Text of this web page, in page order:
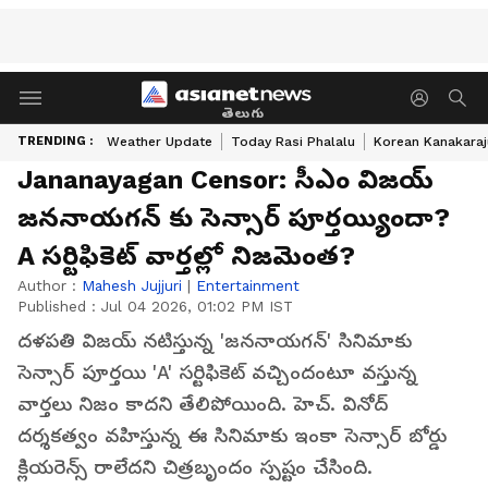
తెలుగు
TRENDING : Weather Update Today Rasi Phalalu Korean
Jananayagan Censor: సీఎం విజయ్
జననాయగన్ కు సెన్సార్ పూర్తయ్యిందా?
A సర్టిఫికెట్ వార్తల్లో నిజమెంత?
Author : Mahesh Jujjuri | Entertainment
Published : Jul 04 2026, 01:02 PM IST
దళపతి విజయ్ నటిస్తున్న 'జననాయగన్' సినిమాకు
సెన్సార్ పూర్తయి 'A' సర్టిఫికెట్ వచ్చిందంటూ వస్తున్న
వార్తలు నిజం కాదని తేలిపోయింది. హెచ్. వినోద్
దర్శకత్వం వహిస్తున్న ఈ సినిమాకు ఇంకా సెన్సార్ బోర్డు
క్లియరెన్స్ రాలేదని చిత్రబృందం స్పష్టం చేసింది.